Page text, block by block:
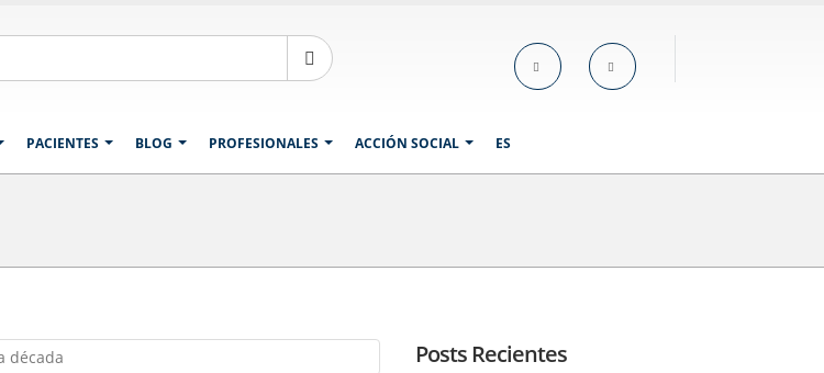
PACIENTES BLOG PROFESIONALES ACCIÓN SOCIAL ES
Posts Recientes